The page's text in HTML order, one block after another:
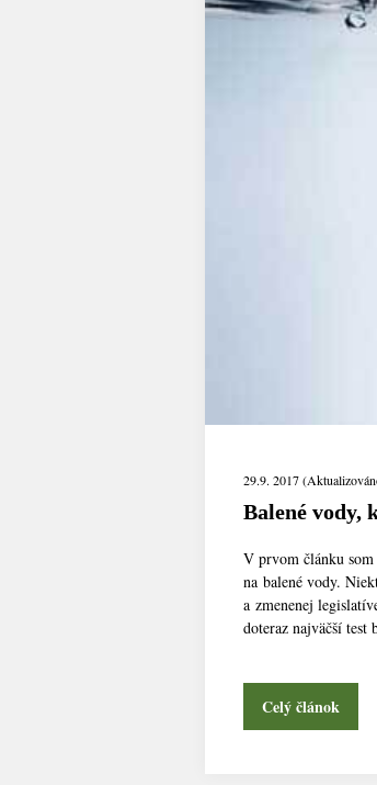
29.9. 2017
Balené vody,
V prvom článku
na balené vody.
a zmenenej
doteraz najväčší test
Celý článok